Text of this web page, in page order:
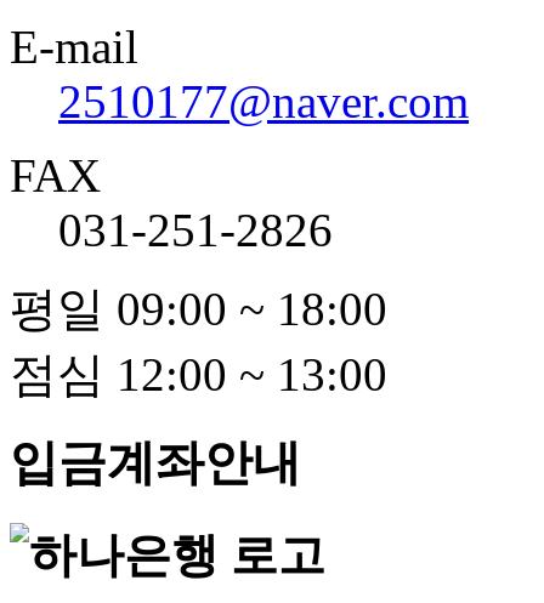
E-mail
2510177@naver.com
FAX
031-251-2826
평일 09:00 ~ 18:00
점심 12:00 ~ 13:00
입금계좌안내